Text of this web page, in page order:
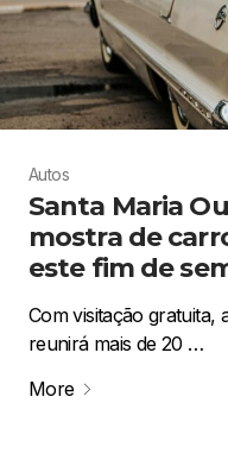
Autos
Santa Maria
mostra de
este fim de
Com visitação gratuita,
reunirá mais de 20 …
More